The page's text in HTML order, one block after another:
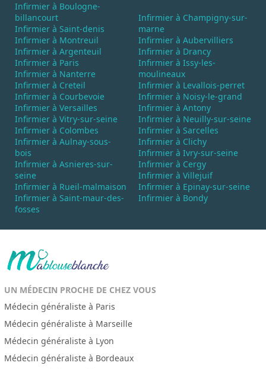
Infirmier à Boulogne-
billancourt
Infirmier à Saint-denis
Infirmier à Montreuil
Infirmier à Argenteuil
Infirmier à Paris
Infirmier à Nanterre
Infirmier à Creteil
Infirmier à Courbevoie
Infirmier à Versailles
Infirmier à Vitry-sur-seine
Infirmier à Colombes
Infirmier à Aulnay-sous-
bois
Infirmier à Asnieres-sur-
seine
Infirmier à Rueil-malmaison
Infirmier à Saint-maur-des-
fosses
Infirmier à Champigny-sur-
marne
Infirmier à Aubervilliers
Infirmier à Drancy
Infirmier à Issy-les-
moulineaux
Infirmier à Levallois-perret
Infirmier à Noisy-le-grand
Infirmier à Antony
Infirmier à Neuilly-sur-seine
Infirmier à Sarcelles
Infirmier à Clichy
Infirmier à Ivry-sur-seine
Infirmier à Cergy
Infirmier à Villejuif
Infirmier à Epinay-sur-seine
Infirmier à Bondy
UN MÉDECIN PROCHE DE CHEZ VOUS
Médecin généraliste à Paris
Médecin généraliste à Marseille
Médecin généraliste à Lyon
Médecin généraliste à Bordeaux